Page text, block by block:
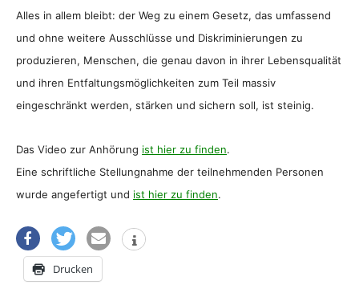
Alles in allem bleibt: der Weg zu einem Gesetz, das umfassend
und ohne weitere Ausschlüsse und Diskriminierungen zu
produzieren, Menschen, die genau davon in ihrer Lebensqualität
und ihren Entfaltungsmöglichkeiten zum Teil massiv
eingeschränkt werden, stärken und sichern soll, ist steinig.
Das Video zur Anhörung ist hier zu finden.
Eine schriftliche Stellungnahme der teilnehmenden Personen
wurde angefertigt und ist hier zu finden.
Drucken